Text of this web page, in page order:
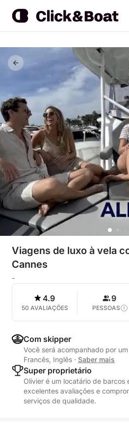
Viagens de luxo à vela
Cannes
-
4.9
50 AVALIAÇÕES
9
PESSOAS
Com skipper
Você será acompanhado por
Francês, Inglês · Saber mais
Super proprietário
Olivier é um locatário de barcos
excelentes avaliações e
serviços de qualidade.